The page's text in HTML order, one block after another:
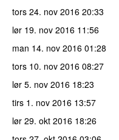
tors 24. nov 2016 20:33
lør 19. nov 2016 11:56
man 14. nov 2016 01:28
tors 10. nov 2016 08:27
lør 5. nov 2016 18:23
tirs 1. nov 2016 13:57
lør 29. okt 2016 18:26